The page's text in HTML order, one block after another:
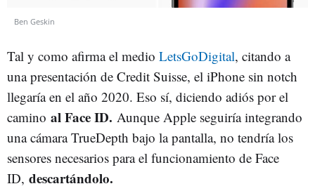
Ben Geskin
Tal y como afirma el medio LetsGoDigital, citando a
una presentación de Credit Suisse, el iPhone sin notch
llegaría en el año 2020. Eso sí, diciendo adiós por el
camino al Face ID. Aunque Apple seguiría integrando
una cámara TrueDepth bajo la pantalla, no tendría los
sensores necesarios para el funcionamiento de Face
ID, descartándolo.